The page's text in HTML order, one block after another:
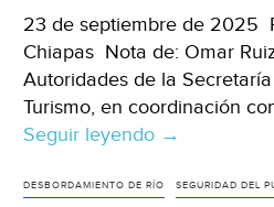
23 de septiembre de 2025
Chiapas Nota de: Omar
Autoridades de la
Turismo, en coordinación
Seguir leyendo Chiapas
Riesgo
→
DESBORDAMIENTO DE RÍO SEGURIDAD DEL